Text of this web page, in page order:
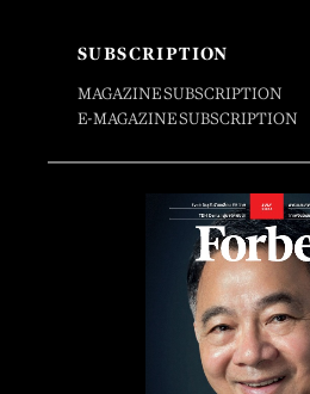
SUBSCRIPTION
MAGAZINE SUBSCRIPTION
E-MAGAZINE SUBSCRIPTION